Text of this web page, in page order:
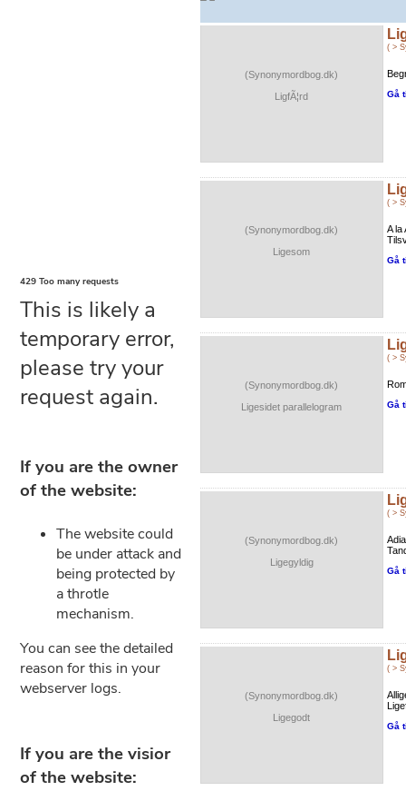
(Synonymordbog.dk)
LigfÃ¦rd
( >
Gå
(Synonymordbog.dk)
Ligesom
( >
A la
Gå
(Synonymordbog.dk)
Ligesidet parallelogram
( >
Gå
(Synonymordbog.dk)
Ligegyldig
( >
Gå
(Synonymordbog.dk)
Ligegodt
( >
Gå